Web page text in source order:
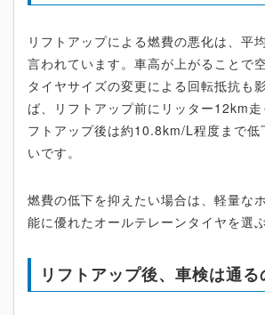
リフトアップによる燃費の悪化は、平
言われています。車高が上がることで
タイヤサイズの変更による回転抵抗も
ば、リフトアップ前にリッター12km走
フトアップ後は約10.8km/L程度まで低
いです。
燃費の低下を抑えたい場合は、軽量な
能に優れたオールテレーンタイヤを選
リフトアップ後、車検は通る